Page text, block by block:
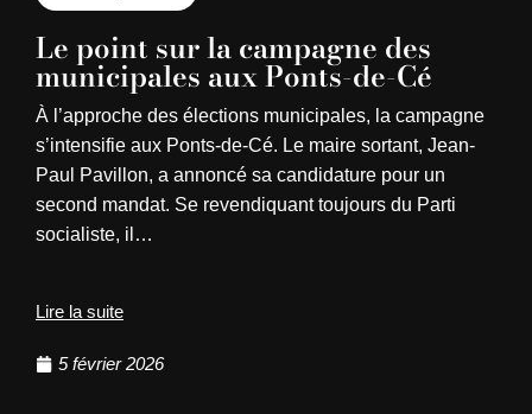
Le point sur la campagne des
municipales aux Ponts-de-Cé
À l’approche des élections municipales, la campagne
s’intensifie aux Ponts-de-Cé. Le maire sortant, Jean-
Paul Pavillon, a annoncé sa candidature pour un
second mandat. Se revendiquant toujours du Parti
socialiste, il…
Lire la suite
5 février 2026